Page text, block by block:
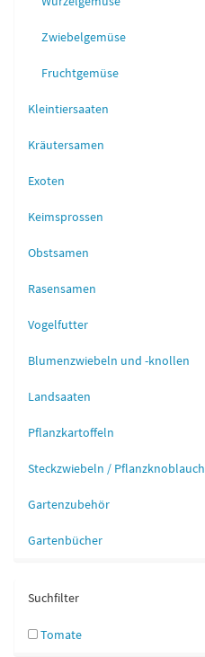
Zwiebelgemüse
Fruchtgemüse
Kleintiersaaten
Kräutersamen
Exoten
Keimsprossen
Obstsamen
Rasensamen
Vogelfutter
Blumenzwiebeln und -knollen
Landsaaten
Pflanzkartoffeln
Steckzwiebeln / Pflanzknoblauch
Gartenzubehör
Gartenbücher
Suchfilter
Tomate